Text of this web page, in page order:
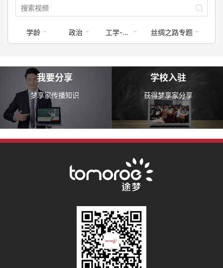
学龄 政治 工学-工程类 丝绸之路专题
我要分享
梦享家传播知识
学校入驻
获得梦享家分享